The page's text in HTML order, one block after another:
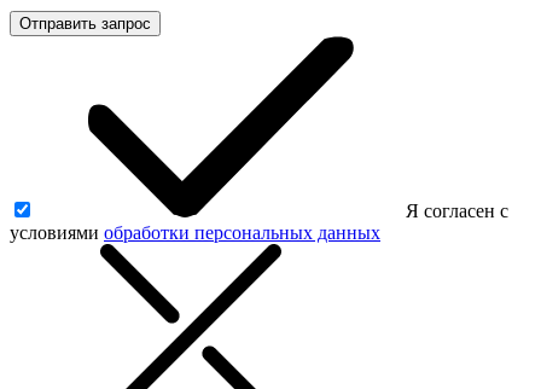
Отправить запрос
Я согласен с
условиями обработки персональных данных